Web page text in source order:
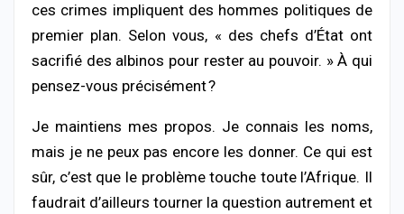
ces crimes impliquent des hommes politiques de
premier plan. Selon vous, « des chefs d’État ont
sacrifié des albinos pour rester au pouvoir. » À qui
pensez-vous précisément ?
Je maintiens mes propos. Je connais les noms,
mais je ne peux pas encore les donner. Ce qui est
sûr, c’est que le problème touche toute l’Afrique. Il
faudrait d’ailleurs tourner la question autrement et